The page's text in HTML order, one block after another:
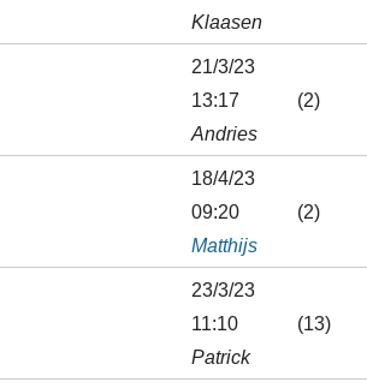
Klaasen
21/3/23
13:17
Andries
(2)
18/4/23
09:20
Matthijs
(2)
23/3/23
11:10
Patrick
(13)